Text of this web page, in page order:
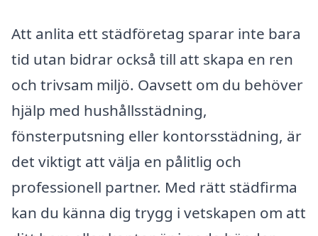
Att anlita ett städföretag sparar inte bara
tid utan bidrar också till att skapa en ren
och trivsam miljö. Oavsett om du behöver
hjälp med hushållsstädning,
fönsterputsning eller kontorsstädning, är
det viktigt att välja en pålitlig och
professionell partner. Med rätt städfirma
kan du känna dig trygg i vetskapen om att